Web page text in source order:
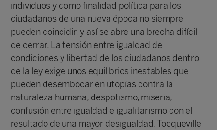
individuos y como finalidad política para los
ciudadanos de una nueva época no siempre
pueden coincidir, y así se abre una brecha difícil
de cerrar. La tensión entre igualdad de
condiciones y libertad de los ciudadanos dentro
de la ley exige unos equilibrios inestables que
pueden desembocar en utopías contra la
naturaleza humana, despotismo, miseria,
confusión entre igualdad e igualitarismo con el
resultado de una mayor desigualdad. Tocqueville